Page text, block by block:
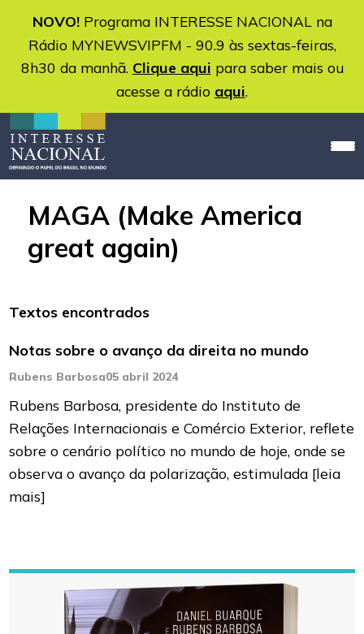
NOVO!Programa INTERESSE NACIONAL na
Rádio MYNEWSVIPFM - 90.9 às sextas-feiras,
8h30 da manhã. Clique aqui para saber mais ou
acesse a rádio aqui.
MAGA (Make America
great again)
Textos encontrados
Notas sobre o avanço da direita no mundo
Rubens Barbosa05 abril 2024
Rubens Barbosa, presidente do Instituto de
Relações Internacionais e Comércio Exterior, reflete
sobre o cenário político no mundo de hoje, onde se
observa o avanço da polarização, estimulada [leia
mais]